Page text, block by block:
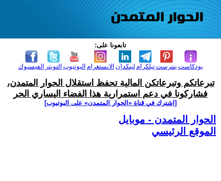
تابعونا على:
الفيسبوك التويتر اليوتيوب الانستغرام لينكدإن تيلكرامبنترست بودكاست
تبرعاتكم وتبرعاتكن المالية تحفظ استقلال الحوار المتمدن،
فشاركونا في دعم استمرارية هذا الفضاء اليساري الحر
[اشترك في قناة ‫«الحوار المتمدن» على اليوتيوب]
الحوار المتمدن - موبايل
الموقع الرئيسي